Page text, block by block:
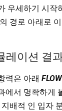
우세하기 시작
경로 아래로
레이션 결
력은 아래
에서 명확하게
배적 인 입자